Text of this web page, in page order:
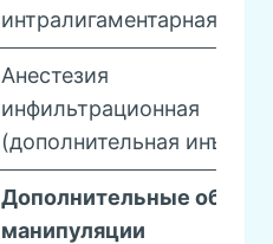
интралигаментарная
Анестезия
инфильтрационная
(дополнительная
Дополнительные общие
манипуляции